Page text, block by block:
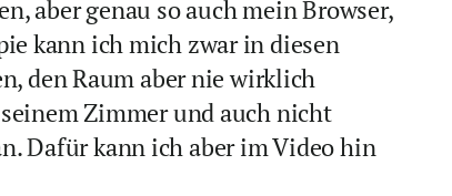
aber genau so auch mein Browser,
kann ich mich zwar in diesen
den Raum aber nie wirklich
Zimmer und auch nicht
Dafür kann ich aber im Video hin